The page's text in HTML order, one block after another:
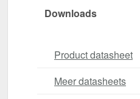
Downloads
Product datasheet
Meer datasheets